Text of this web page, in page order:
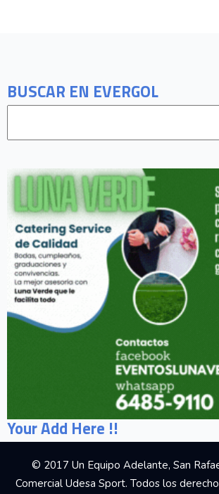
BUSCAR EN EVERGOL
Your Add Here !!
© 2017 Un Equipo Adelante, San
Comercial Udesa Sport. Todos los